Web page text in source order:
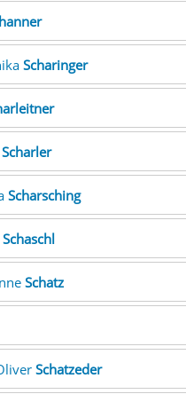
Scharinger
Scharler
Scharsching
Schaschl
Schatz
Schatzeder